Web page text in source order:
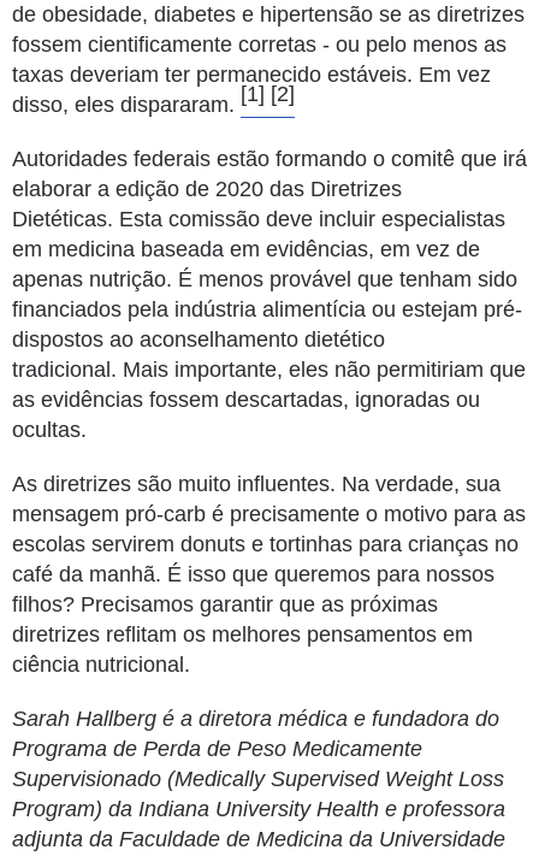
de obesidade, diabetes e hipertensão se as diretrizes
fossem cientificamente corretas - ou pelo menos as
taxas deveriam ter permanecido estáveis. Em vez
disso, eles dispararam. [1] [2]
Autoridades federais estão formando o comitê que irá
elaborar a edição de 2020 das Diretrizes
Dietéticas. Esta comissão deve incluir especialistas
em medicina baseada em evidências, em vez de
apenas nutrição. É menos provável que tenham sido
financiados pela indústria alimentícia ou estejam pré-
dispostos ao aconselhamento dietético
tradicional. Mais importante, eles não permitiriam que
as evidências fossem descartadas, ignoradas ou
ocultas.
As diretrizes são muito influentes. Na verdade, sua
mensagem pró-carb é precisamente o motivo para as
escolas servirem donuts e tortinhas para crianças no
café da manhã. É isso que queremos para nossos
filhos? Precisamos garantir que as próximas
diretrizes reflitam os melhores pensamentos em
ciência nutricional.
Sarah Hallberg é a diretora médica e fundadora do
Programa de Perda de Peso Medicamente
Supervisionado (Medically Supervised Weight Loss
Program) da Indiana University Health e professora
adjunta da Faculdade de Medicina da Universidade